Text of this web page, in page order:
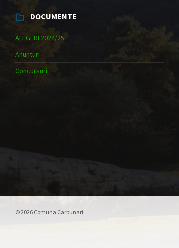
DOCUMENTE
ALEGERI 2024/25
Anunturi
Concursuri
© 2026 Comuna Carbunari